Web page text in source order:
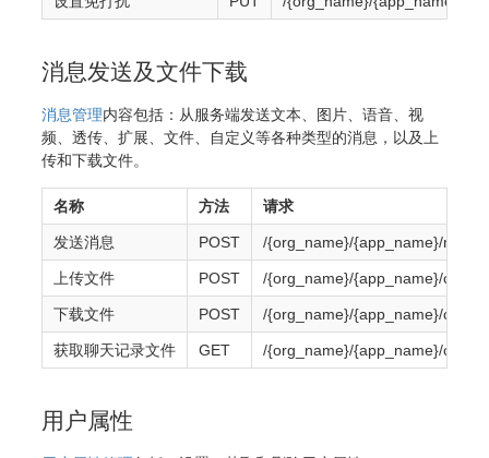
消息发送及文件下载
消息管理内容包括：从服务端发送文本、图片、语音、视
频、透传、扩展、文件、自定义等各种类型的消息，以及上
传和下载文件。
名称 方法 请求
发送消息 POST /{org_name}/{app_name}/
上传文件 POST /{org_name}/{app_name}/
下载文件 POST /{org_name}/{app_name}/
获取聊天记录文件 GET /{org_name}/{app_name}/
用户属性